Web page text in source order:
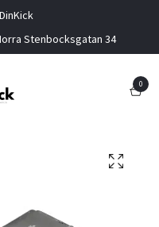
Stenbocksgatan 34
0